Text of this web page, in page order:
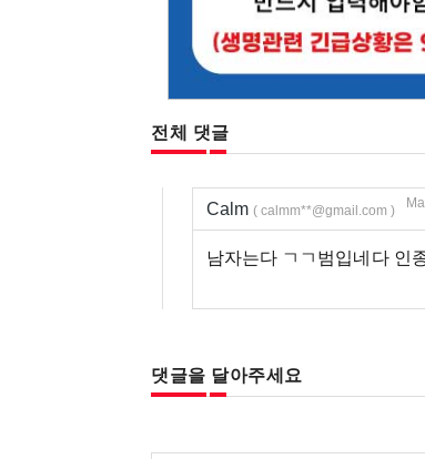
전체 댓글
Calm ( calmm**@gmail.com )
남자는다 ㄱㄱ범입네다 인
댓글을 달아주세요